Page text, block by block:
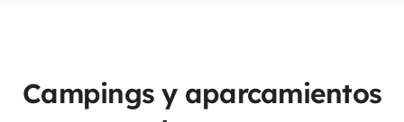
Campings y aparcamientos